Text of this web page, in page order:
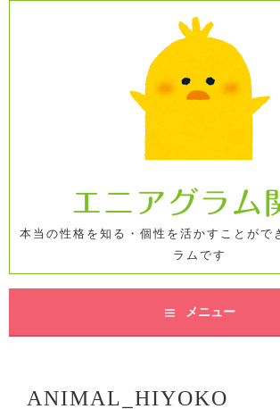
エニアグラム
本当の性格を知る・個性を活かすことがで
ラムです
メニュー
ANIMAL_HIYOKO